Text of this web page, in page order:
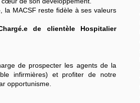
la MACSF reste fidèle à ses valeurs
de clientèle Hospitalier
de prospecter les agents de la
infirmières) et profiter de notre
opportunisme.